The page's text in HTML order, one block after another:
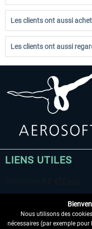
Les clients ont aussi
Les clients ont aussi
LIENS UTILES
Nous utilisons des
nécessaires (par exemple